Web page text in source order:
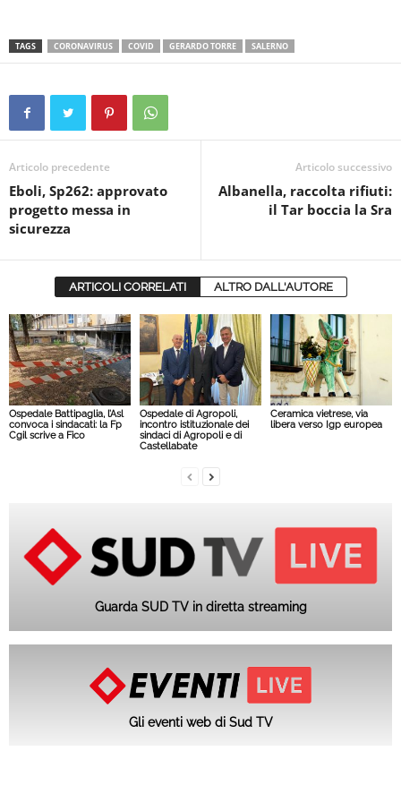
TAGS CORONAVIRUS COVID GERARDO TORRE SALERNO
Articolo precedente
Eboli, Sp262: approvato
progetto messa in
sicurezza
Articolo successivo
Albanella, raccolta rifiuti:
il Tar boccia la Sra
ARTICOLI CORRELATI ALTRO DALL'AUTORE
Ospedale Battipaglia, l’Asl
convoca i sindacati: la Fp
Cgil scrive a Fico
Ospedale di Agropoli,
incontro istituzionale dei
sindaci di Agropoli e di
Castellabate
Ceramica vietrese, via
libera verso Igp europea
Guarda SUD TV in diretta streaming
Gli eventi web di Sud TV